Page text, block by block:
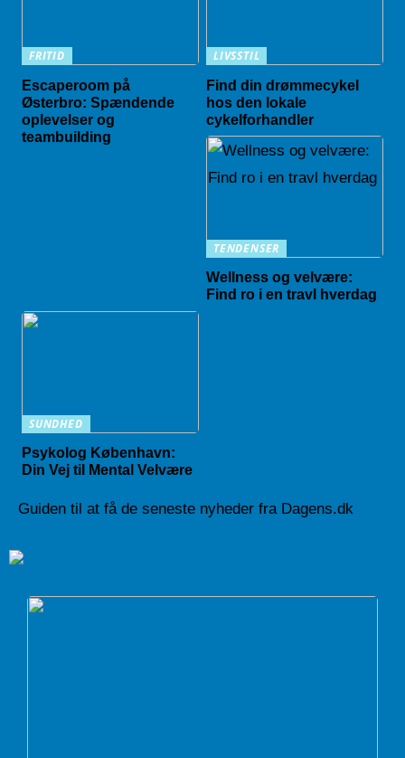
FRITID
Escaperoom på
Østerbro: Spændende
oplevelser og
teambuilding
LIVSSTIL
Find din drømmecykel
hos den lokale
cykelforhandler
TENDENSER
Wellness og velvære:
Find ro i en travl hverdag
SUNDHED
Psykolog København:
Din Vej til Mental Velvære
Guiden til at få de seneste nyheder fra Dagens.dk